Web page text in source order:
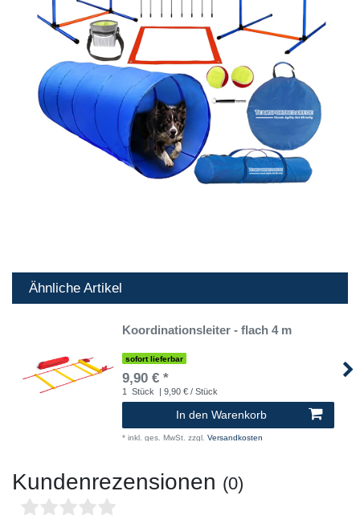
Ähnliche Artikel
Koordinationsleiter - flach 4 m
sofort lieferbar
9,90 € *
1 Stück | 9,90 € / Stück
In den Warenkorb
* inkl. ges. MwSt. zzgl. Versandkosten
Kundenrezensionen (0)